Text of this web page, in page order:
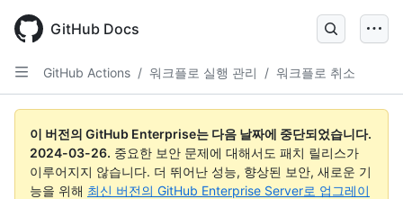
main
content
GitHub Docs
GitHub Actions / 워크플로 실행 관리 / 워크플로 취소
이 버전의 GitHub Enterprise는 다음 날짜에 중단되었습니다.
2024-03-26. 중요한 보안 문제에 대해서도 패치 릴리스가
이루어지지 않습니다. 더 뛰어난 성능, 향상된 보안, 새로운 기
능을 위해 최신 버전의 GitHub Enterprise Server로 업그레이